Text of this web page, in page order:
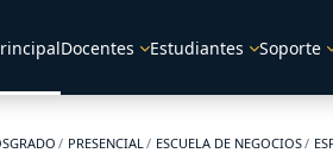
Docentes Estudiantes Soporte
PRESENCIAL ESCUELA DE NEGOCIOS